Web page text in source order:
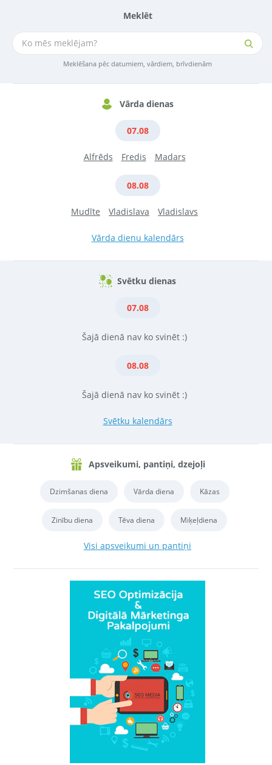
Meklēt
Meklēšana pēc datumiem, vārdiem, brīvdienām
Vārda dienas
07.08
Alfrēds Fredis Madars
08.08
Mudīte Vladislava Vladislavs
Vārda dienu kalendārs
Svētku dienas
07.08
Šajā dienā nav ko svinēt :)
08.08
Šajā dienā nav ko svinēt :)
Svētku kalendārs
Apsveikumi, pantiņi, dzejoļi
Dzimšanas diena Vārda diena Kāzas
Zinību diena Tēva diena Miķeļdiena
Visi apsveikumi un pantiņi